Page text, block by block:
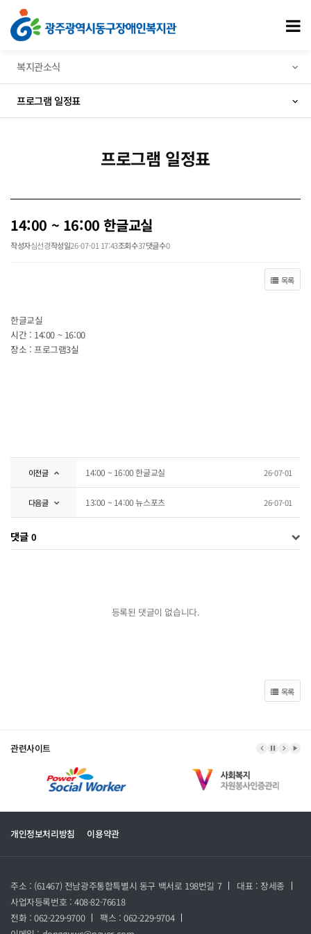
14:00 ~ 16:00 한글교실 > 프로그램 일정표
복지관소식
프로그램 일정표
프로그램 일정표
14:00 ~ 16:00 한글교실
작성자심선경작성일26-07-01 17:43조회수37댓글수0
목록
한글교실
시간 : 14:00 ~ 16:00
장소 : 프로그램3실
이전글 14:00 ~ 16:00 한글교실 26-07-01
다음글 13:00 ~ 14:00 뉴스포츠 26-07-01
댓글 0
등록된 댓글이 없습니다.
목록
관련사이트 이전 배너
배너 정지
다음배
개인정보처리방침 이용약관
주소 : (61467) 전남광주통합특별시 동구 백서로 198번길 7
대표 : 장세종
사업자등록번호 : 408-82-76618
전화 : 062-229-9700
팩스 : 062-229-9704